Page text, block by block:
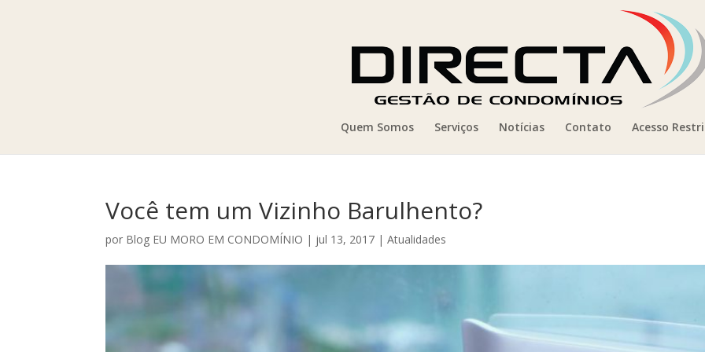
Quem Somos Serviços Notícias Contato Acesso
Você tem um Vizinho Barulhento?
por Blog EU MORO EM CONDOMÍNIO | jul 13, 2017 |Atualidades